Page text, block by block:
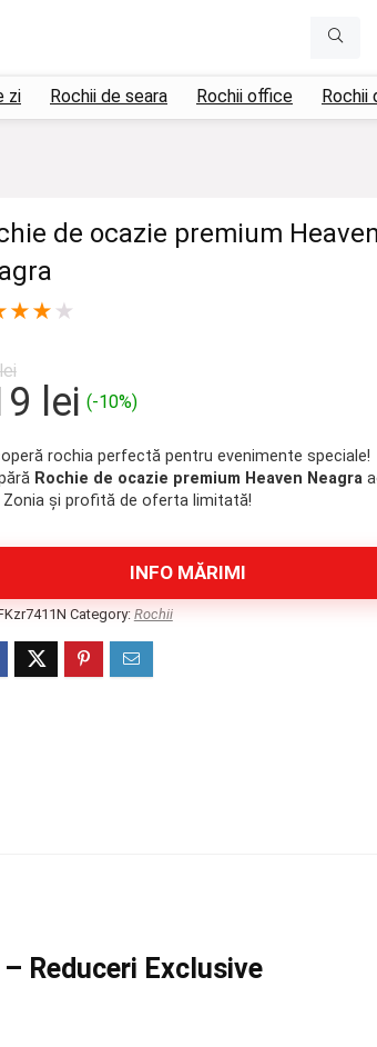
zi Rochii de seara Rochii office Rochii
de ocazie premium
★★ ★
lei.
leiPrețul
este:
619 lei.
(-10%)
rochia perfectă pentru evenimente speciale!
Rochie de ocazie premium Heaven Neagra
Zonia și profită de oferta limitată!
INFO MĂRIMI
Category: Rochii
Reduceri Exclusive